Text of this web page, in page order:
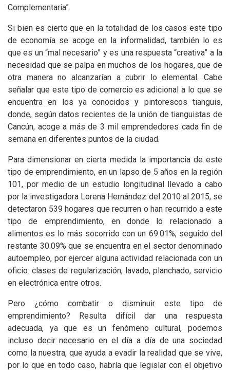
Complementaria”.
Si bien es cierto que en la totalidad de los casos este tipo
de economía se acoge en la informalidad, también lo es
que es un “mal necesario” y es una respuesta “creativa” a la
necesidad que se palpa en muchos de los hogares, que de
otra manera no alcanzarían a cubrir lo elemental. Cabe
señalar que este tipo de comercio es adicional a lo que se
encuentra en los ya conocidos y pintorescos tianguis,
donde, según datos recientes de la unión de tianguistas de
Cancún, acoge a más de 3 mil emprendedores cada fin de
semana en diferentes puntos de la ciudad.
Para dimensionar en cierta medida la importancia de este
tipo de emprendimiento, en un lapso de 5 años en la región
101, por medio de un estudio longitudinal llevado a cabo
por la investigadora Lorena Hernández del 2010 al 2015, se
detectaron 539 hogares que recurren o han recurrido a este
tipo de emprendimiento, en donde lo relacionado a
alimentos es lo más socorrido con un 69.01%, seguido del
restante 30.09% que se encuentra en el sector denominado
autoempleo, por ejercer alguna actividad relacionada con un
oficio: clases de regularización, lavado, planchado, servicio
en electrónica entre otros.
Pero ¿cómo combatir o disminuir este tipo de
emprendimiento? Resulta difícil dar una respuesta
adecuada, ya que es un fenómeno cultural, podemos
incluso decir necesario en el día a día de una sociedad
como la nuestra, que ayuda a evadir la realidad que se vive,
por lo que en todo caso, habría que legislar con el objetivo